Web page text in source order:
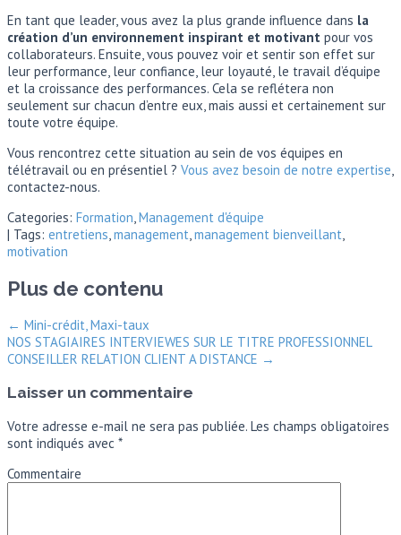
En tant que leader, vous avez la plus grande influence dans la
création d’un environnement inspirant et motivant pour vos
collaborateurs. Ensuite, vous pouvez voir et sentir son effet sur
leur performance, leur confiance, leur loyauté, le travail d’équipe
et la croissance des performances. Cela se reflétera non
seulement sur chacun d’entre eux, mais aussi et certainement sur
toute votre équipe.
Vous rencontrez cette situation au sein de vos équipes en
télétravail ou en présentiel ? Vous avez besoin de notre expertise,
contactez-nous.
Categories: Formation,Management d'équipe
| Tags: entretiens,management,management bienveillant,
motivation
Plus de contenu
← Mini-crédit, Maxi-taux
NOS STAGIAIRES INTERVIEWES SUR LE TITRE PROFESSIONNEL
CONSEILLER RELATION CLIENT A DISTANCE →
Laisser un commentaire
Votre adresse e-mail ne sera pas publiée. Les champs obligatoires
sont indiqués avec *
Commentaire